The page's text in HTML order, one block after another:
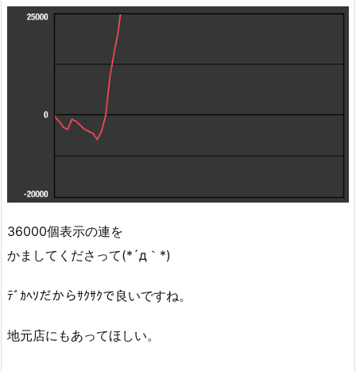
36000個表示の連を
かましてくださって(*´д｀*)
ﾃﾞｶﾍｿだからｻｸｻｸで良いですね。
地元店にもあってほしい。